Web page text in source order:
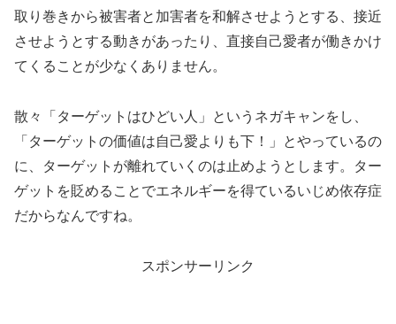
取り巻きから被害者と加害者を和解させようとする、接近
させようとする動きがあったり、直接自己愛者が働きかけ
てくることが少なくありません。
散々「ターゲットはひどい人」というネガキャンをし、
「ターゲットの価値は自己愛よりも下！」とやっているの
に、ターゲットが離れていくのは止めようとします。ター
ゲットを貶めることでエネルギーを得ているいじめ依存症
だからなんですね。
スポンサーリンク